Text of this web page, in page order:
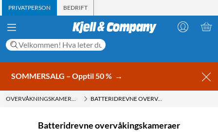
PRIVATPERSON BEDRIFT
SOMMERSALG – Opptil 50 % →
OVERVÅKNINGSKAMERAER BATTERIDREVNE OVERVÅKINGSKAMERAER
Batteridrevne overvåkingskameraer